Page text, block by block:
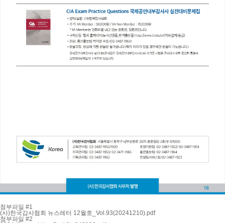
첨부파일 #1
(사)한국감사협회 뉴스레터 12월호_Vol.93(20241210).pdf
첨부파일 #2